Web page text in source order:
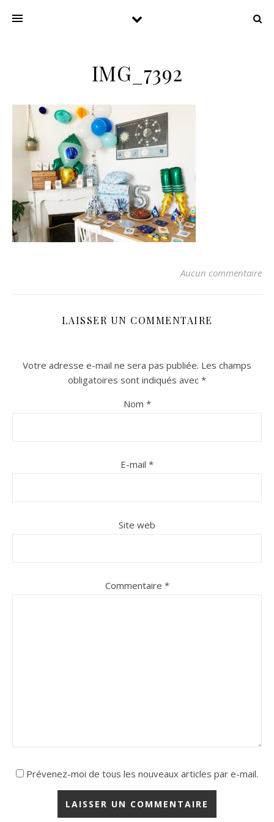
IMG_7392
Aucun commentaire
LAISSER UN COMMENTAIRE
Votre adresse e-mail ne sera pas publiée. Les champs
obligatoires sont indiqués avec *
Nom *
E-mail *
Site web
Commentaire *
Prévenez-moi de tous les nouveaux articles par e-mail.